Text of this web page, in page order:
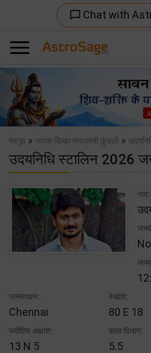
chat_bubble_outline Chat with
Previous
स्वगृह » नायक किव्हा नायकांची कुंडली »
उदयनिधि स्टालिन 2026
नाव:
जन्मस्थान:
Chennai
रेखांश:
80 E 18
ज्योतिष अक्षांश:
13 N 5
काल विभाग:
5.5